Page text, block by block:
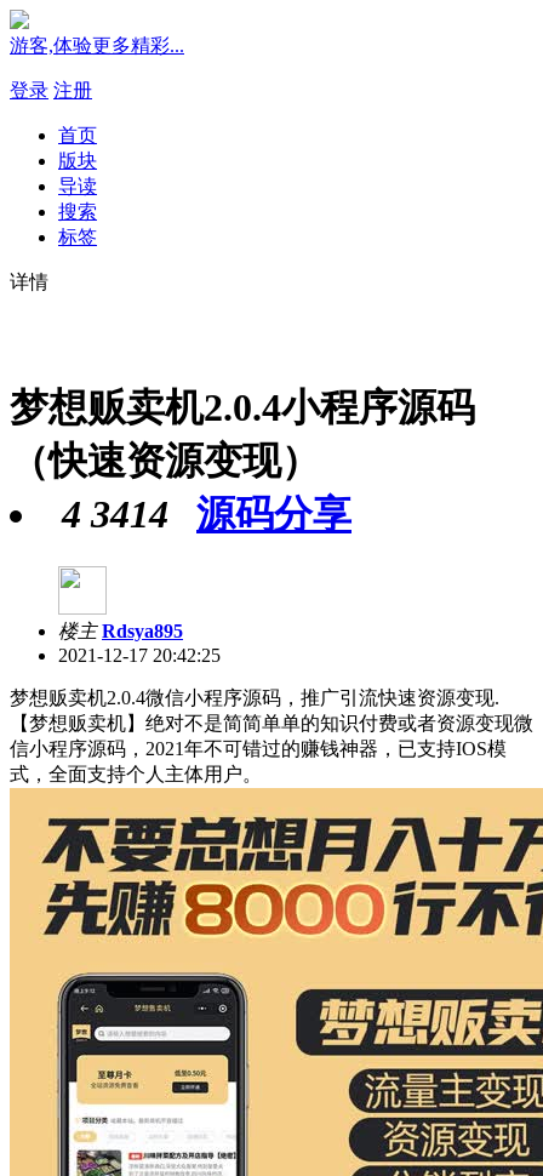
游客,体验更多精彩...
登录 注册
首页
版块
导读
搜索
标签
详情
梦想贩卖机2.0.4小程序源码
（快速资源变现）
4 3414 源码分享
楼主 Rdsya895
2021-12-17 20:42:25
梦想贩卖机2.0.4微信小程序源码，推广引流快速资源变现.
【梦想贩卖机】绝对不是简简单单的知识付费或者资源变现微
信小程序源码，2021年不可错过的赚钱神器，已支持IOS模
式，全面支持个人主体用户。